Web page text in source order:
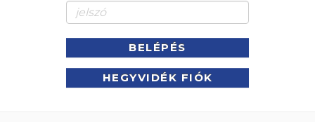
BELÉPÉS
HEGYVIDÉK FIÓK